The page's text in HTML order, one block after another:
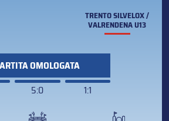
TRENTO SILVELOX /
VALRENDENA U13
OMOLOGATA
5:0 1:1